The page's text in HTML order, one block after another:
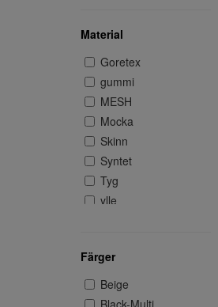
Hof & Dorf
Inblue
MARCO TOZZI
Network
Nordic Sail
Polecat
Primigi
Remonte
Rieker
savita
SKECHERS
Material
Goretex
gummi
MESH
Mocka
Skinn
Syntet
Tyg
ylle
Färger
Beige
Black-Multi